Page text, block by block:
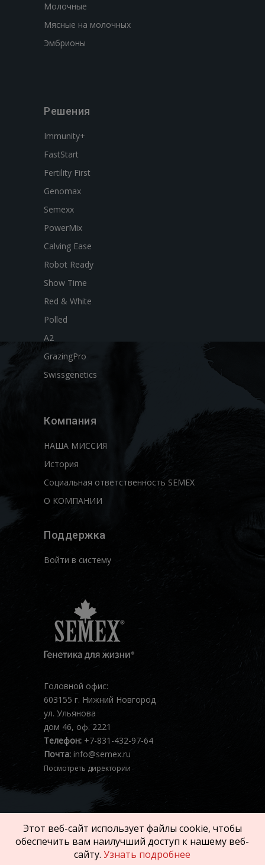
Молочные
Мясные на молочных
Эмбрионы
Решения
Immunity+
FastStart
Fertility First
Genomax
Semexx
PowerMix
Calving Ease
Robot Ready
Show Time
Red & White
Polled
A2
GrazingPro
Swissgenetics
Компания
НАША МИССИЯ
История
Социальная ответственность SEMEX
О КОМПАНИИ
Поддержка
Войти в систему
Головной офис:
603155 г. Нижний Новгород
ул. Ульянова
дом 46, оф. 2221
Телефон: +7-831-432-97-64
Почта: info@semex.ru
Посмотреть директории
Авторское право © 2026 SEMEX. Все права
защищены.
Этот веб-сайт использует файлы cookie, чтобы
обеспечить вам наилучший доступ к нашему веб-
сайту.Узнать подробнее